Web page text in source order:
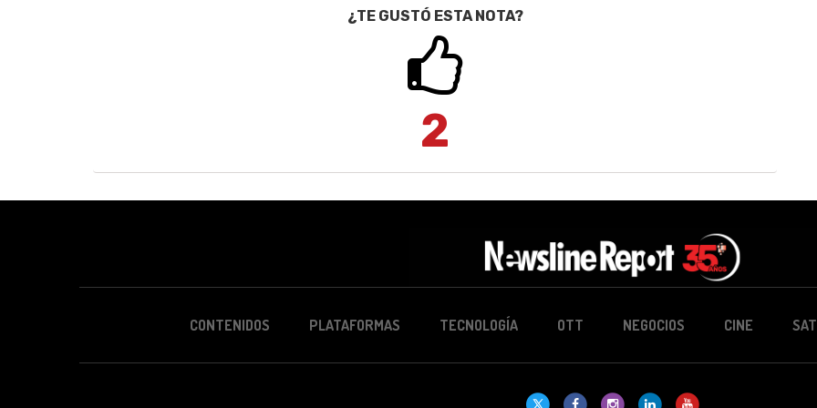
¿TE GUSTÓ ESTA NOTA?
2
CONTENIDOS PLATAFORMAS TECNOLOGÍA OTT NEGOCIOS CINE